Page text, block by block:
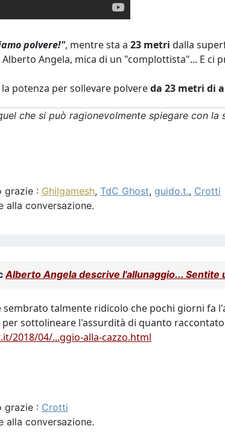
polvere!", mentre sta a 23 metri dalla
Angela, mica di un "complottista"... E
potenza per sollevare polvereda 23 metri di
che si può ragionevolmente spiegare con la
grazie : Ghilgamesh, TdC Ghost, guido.t., Crotti
alla conversazione.
Alberto Angela descrive l'allunaggio... Sentite
sembrato talmente ridicolo che pochi giorni
sottolineare l'assurdità di quanto
2018/04/...ggio-alla-cazzo.html
grazie : Crotti
alla conversazione.